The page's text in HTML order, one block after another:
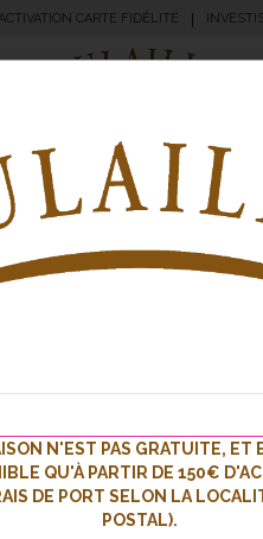
CARTE FIDÉLITÉ
Apéritifs
N'EST PAS GRATUITE, ET
QU'À PARTIR DE 150€
DE PORT SELON LA
POSTAL).